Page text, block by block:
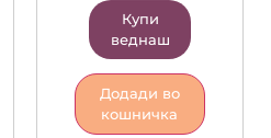
Купи
веднаш
Додади во
кошничка